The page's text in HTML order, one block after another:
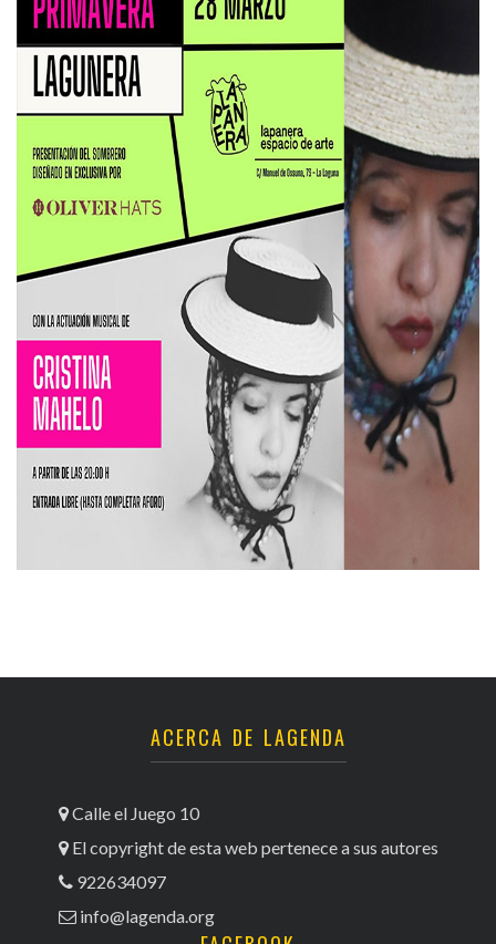
ACERCA DE LAGENDA
Calle el Juego 10
El copyright de esta web pertenece a sus autores
922634097
info@lagenda.org